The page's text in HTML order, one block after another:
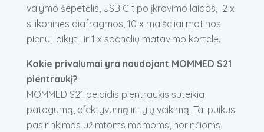
valymo šepetėlis, USB C tipo įkrovimo laidas, 2 x
silikoninės diafragmos, 10 x maišeliai motinos
pienui laikyti ir 1 x spenelių matavimo kortelė.
Kokie privalumai yra naudojant MOMMED S21
pientraukį?
MOMMED S21 belaidis pientraukis suteikia
patogumą, efektyvumą ir tylų veikimą. Tai puikus
pasirinkimas užimtoms mamoms, norinčioms